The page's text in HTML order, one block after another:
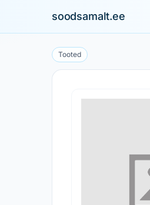
soodsamalt.ee
Tooted